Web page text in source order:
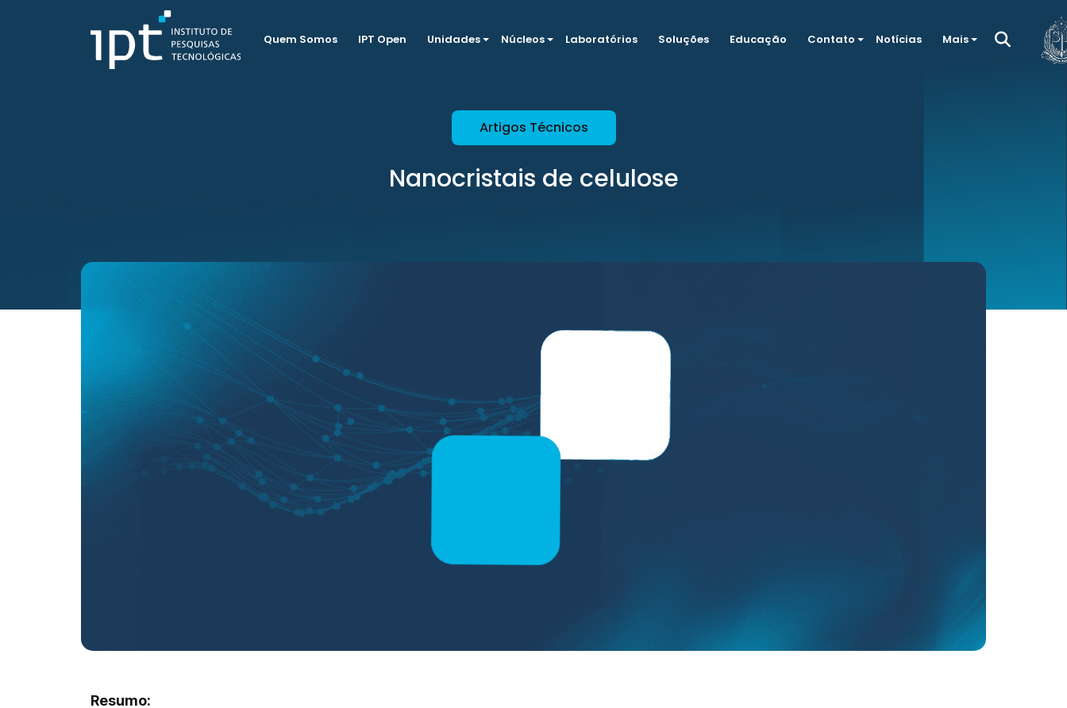
Quem Somos IPT Open Unidades Núcleos Laboratórios Soluções Educação Contato Notícias Mais
Artigos Técnicos
Nanocristais de celulose
Resumo: